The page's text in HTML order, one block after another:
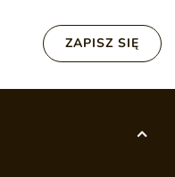
ZAPISZ SIĘ